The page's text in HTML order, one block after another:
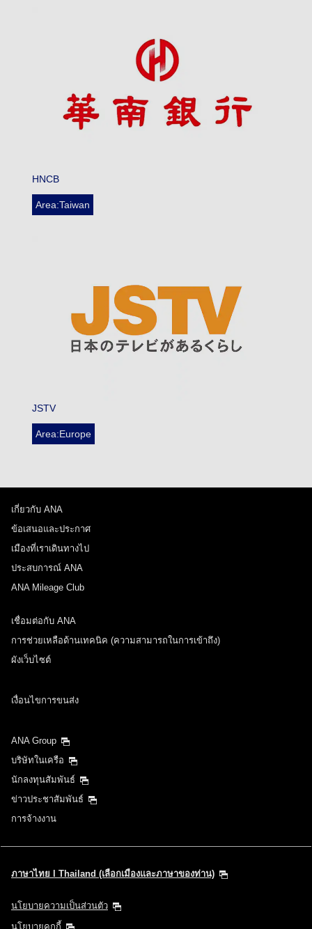
HNCB
Area:Taiwan
JSTV
Area:Europe
เกี่ยวกับ ANA
ข้อเสนอและประกาศ
เมืองที่เราเดินทางไป
ประสบการณ์ ANA
ANA Mileage Club
เชื่อมต่อกับ ANA
การช่วยเหลือด้านเทคนิค (ความสามารถในการเข้าถึง)
ผังเว็บไซต์
เงื่อนไขการขนส่ง
ANA Group
บริษัทในเครือ
นักลงทุนสัมพันธ์
ข่าวประชาสัมพันธ์
การจ้างงาน
ภาษาไทย l Thailand (เลือกเมืองและภาษาของท่าน)
นโยบายความเป็นส่วนตัว
นโยบายคุกกี้